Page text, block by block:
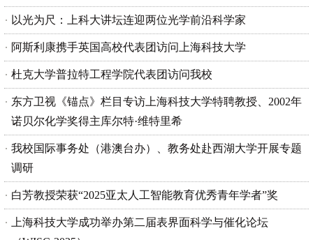
以光为尺：上科大讲坛连迎两位光学前沿科学家
阿斯利康携手英国高校代表团访问上海科技大学
杜克大学普拉特工程学院代表团访问我校
东方卫视《锚点》栏目专访上海科技大学特聘教授、2002年
诺贝尔化学奖得主库尔特·维特里希
我校国际事务处（港澳台办）、教务处赴西湖大学开展专题
调研
白芳教授荣获“2025亚太人工智能教育优秀青年学者”奖
上海科技大学成功举办第二届表界面科学与催化论坛